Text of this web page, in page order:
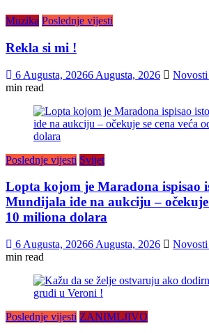
Muzika Poslednje vijesti
Rekla si mi !
6 Augusta, 20266 Augusta, 2026 Novosti
min read
Poslednje vijesti Svijet
Lopta kojom je Maradona ispisao
Mundijala ide na aukciju – očekuje
10 miliona dolara
6 Augusta, 20266 Augusta, 2026 Novosti
min read
Poslednje vijesti ZANIMLJIVO